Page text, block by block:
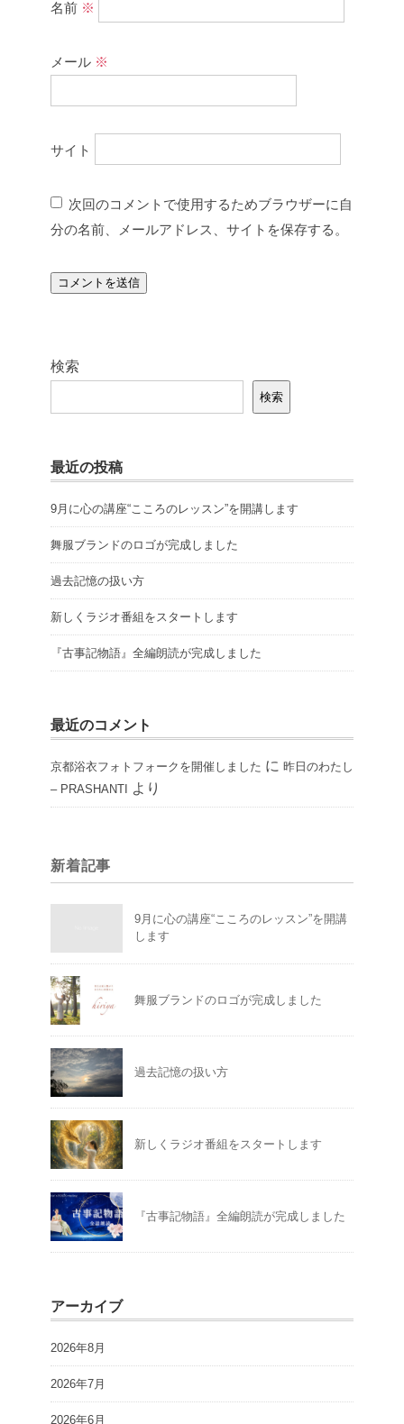
名前 ※
メール ※
サイト
次回のコメントで使用するためブラウザーに自
分の名前、メールアドレス、サイトを保存する。
検索
検索
最近の投稿
9月に心の講座“こころのレッスン”を開講します
舞服ブランドのロゴが完成しました
過去記憶の扱い方
新しくラジオ番組をスタートします
『古事記物語』全編朗読が完成しました
最近のコメント
京都浴衣フォトフォークを開催しました に 昨日のわたし
– PRASHANTI
より
新着記事
9月に心の講座“こころのレッスン”を開講
します
舞服ブランドのロゴが完成しました
過去記憶の扱い方
新しくラジオ番組をスタートします
『古事記物語』全編朗読が完成しました
アーカイブ
2026年8月
2026年7月
2026年6月